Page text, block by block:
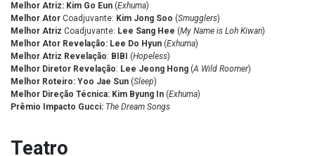
Melhor Atriz: Kim Go Eun (Exhuma)
Melhor Ator Coadjuvante: Kim Jong Soo (Smugglers)
Melhor Atriz Coadjuvante: Lee Sang Hee (My Name is Loh Kiwan)
Melhor Ator Revelação: Lee Do Hyun (Exhuma)
Melhor Atriz Revelação: BIBI (Hopeless)
Melhor Diretor Revelação: Lee Jeong Hong (A Wild Roomer)
Melhor Roteiro: Yoo Jae Sun (Sleep)
Melhor Direção Técnica: Kim Byung In (Exhuma)
Prêmio Impacto Gucci: The Dream Songs
Teatro